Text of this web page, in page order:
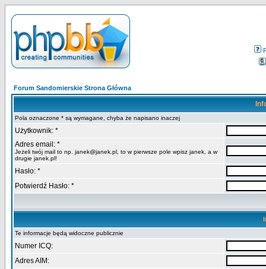
Forum Sandomierskie Strona Główna
Pola oznaczone * są wymagane, chyba że napisano inaczej
Użytkownik: *
Adres email: *
Jeżeli twój mail to np. janek@janek.pl, to w pierwsze pole wpisz janek, a w
drugie janek.pl!
Hasło: *
Potwierdź Hasło: *
Te informacje będą widoczne publicznie
Numer ICQ:
Adres AIM: